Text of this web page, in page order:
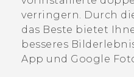
verringern. Durch
das Beste bietet
besseres
App und Google